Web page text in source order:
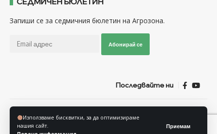
Използваме бисквитки, за да оптимизираме
нашия сайт.
Приемам
Запиши се за седмичния бюлетин на Агрозона.
Абонирай се
Последвайте ни
Политика за защита на личните данни